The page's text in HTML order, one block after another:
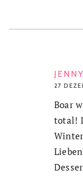
27
Boar
total!